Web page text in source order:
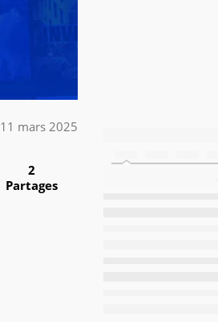
11 mars 2025
2
Partages